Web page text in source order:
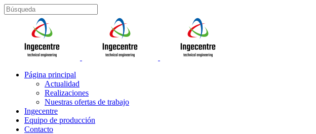
Página principal
Actualidad
Realizaciones
Nuestras ofertas de trabajo
Ingecentre
Equipo de producción
Contacto